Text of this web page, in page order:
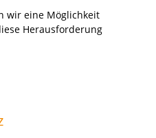
wir eine Möglichkeit
Herausforderung